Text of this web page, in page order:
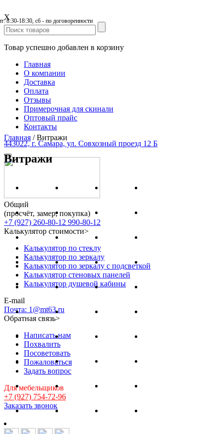
X
Товар успешно добавлен в корзину
Главная
О компании
Доставка
Оплата
Отзывы
Примерочная для скинали
Оптовый прайс
Контакты
443022, г. Самара, ул. Совхозный проезд 12 Б
Общий
(просчёт, замер, покупка)
+7 (927) 260-80-12 990-80-12
8:30-18:30, сб - по договоренности
Калькулятор стоимости>
Калькулятор по стеклу
Калькулятор по зеркалу
Калькулятор по зеркалу с подсветкой
Калькулятор стеновых панелей
Калькулятор душевой кабины
E-mail
Почта: 1@mt63.ru
Обратная связь>
Написать нам
Похвалить
Посоветовать
Пожаловаться
Задать вопрос
Для мебельщиков
+7 (927) 754-72-96
Заказать звонок
Главная /Витражи
Витражи